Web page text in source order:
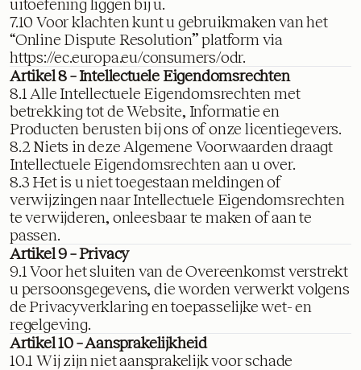
uitoefening liggen bij u.
7.10 Voor klachten kunt u gebruikmaken van het
“Online Dispute Resolution” platform via
https://ec.europa.eu/consumers/odr.
Artikel 8 – Intellectuele Eigendomsrechten
8.1 Alle Intellectuele Eigendomsrechten met
betrekking tot de Website, Informatie en
Producten berusten bij ons of onze licentiegevers.
8.2 Niets in deze Algemene Voorwaarden draagt
Intellectuele Eigendomsrechten aan u over.
8.3 Het is u niet toegestaan meldingen of
verwijzingen naar Intellectuele Eigendomsrechten
te verwijderen, onleesbaar te maken of aan te
passen.
Artikel 9 – Privacy
9.1 Voor het sluiten van de Overeenkomst verstrekt
u persoonsgegevens, die worden verwerkt volgens
de Privacyverklaring en toepasselijke wet- en
regelgeving.
Artikel 10 – Aansprakelijkheid
10.1 Wij zijn niet aansprakelijk voor schade